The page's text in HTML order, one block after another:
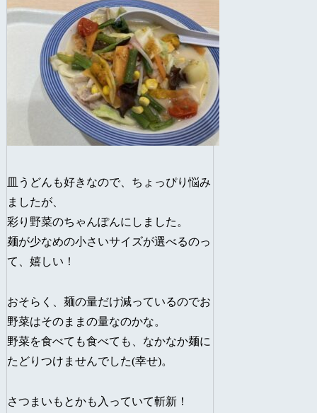
皿うどんも好きなので、ちょっぴり悩み
ましたが、
彩り野菜のちゃんぽんにしました。
麺が少なめの小さいサイズが選べるのっ
て、嬉しい！
おそらく、麺の量だけ減っているのでお
野菜はそのままの量なのかな。
野菜を食べても食べても、なかなか麺に
たどりつけませんでした(幸せ)。
さつまいもとかも入っていて斬新！